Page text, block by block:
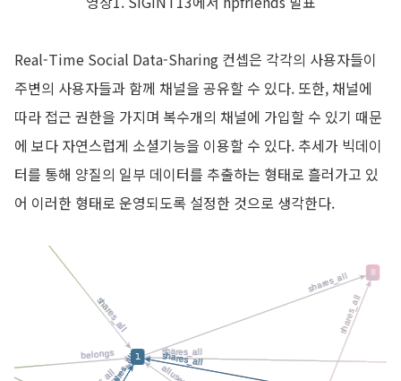
Real-Time Social Data-Sharing 컨셉은 각각의 사용자들이
주변의 사용자들과 함께 채널을 공유할 수 있다. 또한, 채널에
따라 접근 권한을 가지며 복수개의 채널에 가입할 수 있기 때문
에 보다 자연스럽게 소셜기능을 이용할 수 있다. 추세가 빅데이
터를 통해 양질의 일부 데이터를 추출하는 형태로 흘러가고 있
어 이러한 형태로 운영되도록 설정한 것으로 생각한다.